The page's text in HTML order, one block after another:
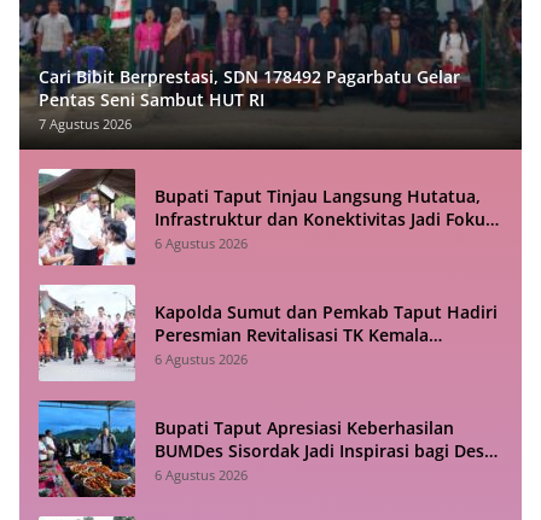
Cari Bibit Berprestasi, SDN 178492 Pagarbatu Gelar
Pentas Seni Sambut HUT RI
7 Agustus 2026
Bupati Taput Tinjau Langsung Hutatua,
Infrastruktur dan Konektivitas Jadi Fokus
Utama
6 Agustus 2026
Kapolda Sumut dan Pemkab Taput Hadiri
Peresmian Revitalisasi TK Kemala
Bhayangkari Tarutung
6 Agustus 2026
Bupati Taput Apresiasi Keberhasilan
BUMDes Sisordak Jadi Inspirasi bagi Desa
Lain
6 Agustus 2026